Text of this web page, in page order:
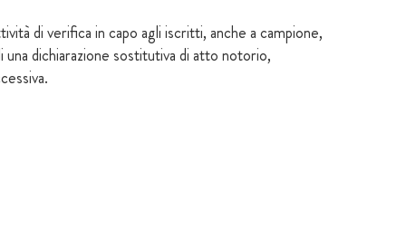
di verifica in capo agli iscritti, anche a campione,
dichiarazione sostitutiva di atto notorio,